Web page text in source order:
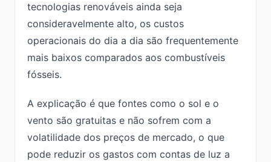
tecnologias renováveis ainda seja
consideravelmente alto, os custos
operacionais do dia a dia são frequentemente
mais baixos comparados aos combustíveis
fósseis.
A explicação é que fontes como o sol e o
vento são gratuitas e não sofrem com a
volatilidade dos preços de mercado, o que
pode reduzir os gastos com contas de luz a